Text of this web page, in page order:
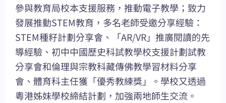
參與教育局校本支援服務，推動電子教學；致力
發展推動STEM教育，多名老師受邀分享經驗：
STEM種籽計劃分享會、「AR/VR」推廣閱讀的先
導經驗、初中中國歷史科試教學校支援計劃試教
分享會和倫理與宗教科藏傳佛教學習材料分享
會、體育科主任獲「優秀教練獎」。學校又透過
粵港姊妹學校締結計劃，加強兩地師生交流。